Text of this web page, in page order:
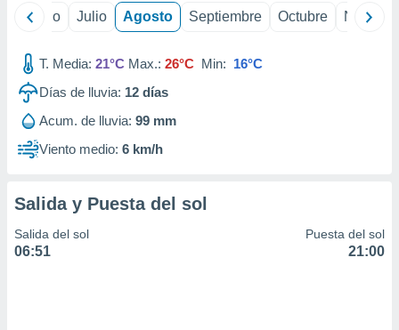
Junio Julio Agosto Septiembre Octubre
T. Media: 21°C Max.: 26°C Min: 16°C
Días de lluvia: 12 días
Acum. de lluvia: 99 mm
Viento medio: 6 km/h
Salida y Puesta del sol
Salida del sol
06:51
Puesta del sol
21:00